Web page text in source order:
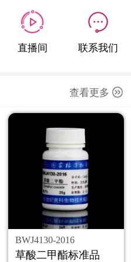
直播间 联系我们
查看更多
BWJ4130-2016
草酸二甲酯标准品